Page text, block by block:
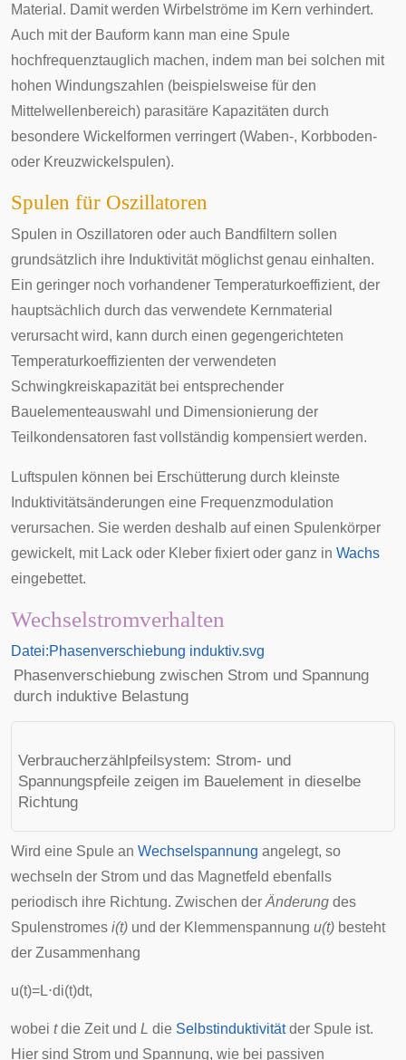
Material. Damit werden Wirbelströme im Kern verhindert.
Auch mit der Bauform kann man eine Spule
hochfrequenztauglich machen, indem man bei solchen mit
hohen Windungszahlen (beispielsweise für den
Mittelwellenbereich) parasitäre Kapazitäten durch
besondere Wickelformen verringert (Waben-, Korbboden-
oder Kreuzwickelspulen).
Spulen für Oszillatoren
Spulen in Oszillatoren oder auch Bandfiltern sollen
grundsätzlich ihre Induktivität möglichst genau einhalten.
Ein geringer noch vorhandener Temperaturkoeffizient, der
hauptsächlich durch das verwendete Kernmaterial
verursacht wird, kann durch einen gegengerichteten
Temperaturkoeffizienten der verwendeten
Schwingkreiskapazität bei entsprechender
Bauelementeauswahl und Dimensionierung der
Teilkondensatoren fast vollständig kompensiert werden.
Luftspulen können bei Erschütterung durch kleinste
Induktivitätsänderungen eine Frequenzmodulation
verursachen. Sie werden deshalb auf einen Spulenkörper
gewickelt, mit Lack oder Kleber fixiert oder ganz in Wachs
eingebettet.
Wechselstromverhalten
Datei:Phasenverschiebung induktiv.svg
Phasenverschiebung zwischen Strom und Spannung
durch induktive Belastung
Verbraucherzählpfeilsystem: Strom- und
Spannungspfeile zeigen im Bauelement in dieselbe
Richtung
Wird eine Spule an Wechselspannung angelegt, so
wechseln der Strom und das Magnetfeld ebenfalls
periodisch ihre Richtung. Zwischen der Änderung des
Spulenstromes i(t) und der Klemmenspannung u(t) besteht
der Zusammenhang
u(t)=L⋅di(t)dt,
wobei tdie Zeit und L die Selbstinduktivitätder Spule ist.
Hier sind Strom und Spannung, wie bei passiven